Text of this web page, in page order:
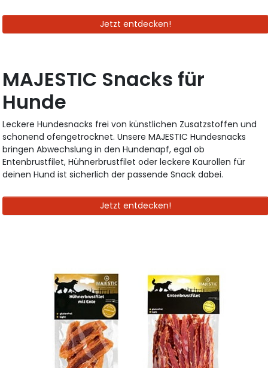
Jetzt entdecken!
MAJESTIC Snacks für
Hunde
Leckere Hundesnacks frei von künstlichen Zusatzstoffen und
schonend ofengetrocknet. Unsere MAJESTIC Hundesnacks
bringen Abwechslung in den Hundenapf, egal ob
Entenbrustfilet, Hühnerbrustfilet oder leckere Kaurollen für
deinen Hund ist sicherlich der passende Snack dabei.
Jetzt entdecken!